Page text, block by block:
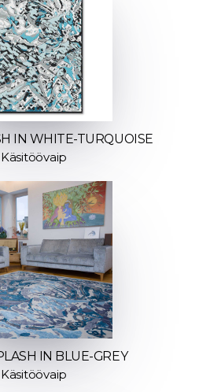
IN WHITE-TURQUOISE
Käsitöövaip
IN BLUE-GREY
Käsitöövaip